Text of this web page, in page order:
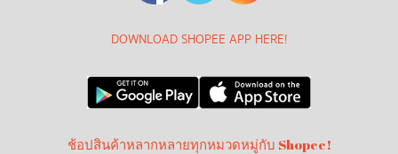
DOWNLOAD SHOPEE APP HERE!
ช้อปสินค้าหลากหลายทุกหมวดหมู่กับ Shopee!